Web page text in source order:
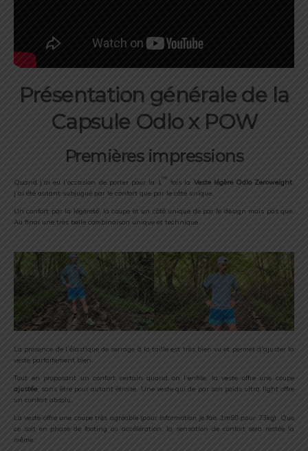
Présentation générale de la
Capsule Odlo x POW
Premières impressions
Quand j’ai eu l’occasion de porter pour la 1
ère
fois la Veste légère Odlo Zeroweight
j’ai été autant subjugué par le confort que par le côté unique.
Un confort par la légèreté, la coupe et un côté unique de par le design mais pas que.
Au final une très belle combinaison unique et technique.
La présence de l’élastique de serrage à la taille est très bien vu et permet d’ajuster la
veste parfaitement bien.
Tout en proposant un confort certain quand on l’enfile, la veste offre une coupe
ajustée , sans être pour autant étroite. Une veste qui de par son poids ultra light offre
un confort absolu.
La veste offre une coupe très agréable (pour information je fais 1m80 pour 73kg). Que
ce soit en phase de footing ou accélération, la sensation de confort sera restée la
même.